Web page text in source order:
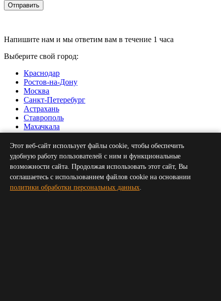
Отправить
Напишите нам и мы ответим вам в течение 1 часа
Выберите свой город:
Краснодар
Ростов-на-Дону
Москва
Санкт-Петеребург
Астрахань
Ставрополь
Махачкала
Нальчик
Грозный
Севастополь
Симферополь
Волгоград
Пятигорск
Сочи
Этот веб-сайт использует файлы cookie, чтобы обеспечить
удобную работу пользователей с ним и функциональные
возможности сайта. Продолжая использовать этот сайт, Вы
соглашаетесь с использованием файлов cookie на основании
политики обработки персональных данных.